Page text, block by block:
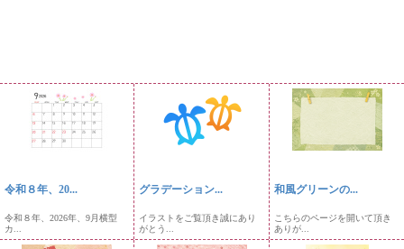
令和８年、20...
令和８年、2026年、9月横型
カ...
グラデーション...
イラストをご覧頂き誠にあり
がとう...
和風グリーンの...
こちらのページを開いて頂き
ありが...